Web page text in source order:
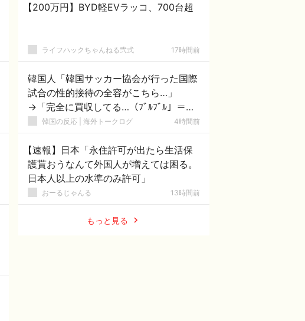
【200万円】BYD軽EVラッコ、700台超
ライフハックちゃんねる弐式 17時間前
韓国人「韓国サッカー協会が行った国際
試合の性的接待の全容がこちら…」
→「完全に買収してる…（ﾌﾞﾙﾌﾞﾙ」＝韓
国の反応
韓国の反応 | 海外トークログ 4時間前
【速報】日本「永住許可が出たら生活保
護貰おうなんて外国人が増えては困る。
日本人以上の水準のみ許可」
おーるじゃんる 13時間前
もっと見る